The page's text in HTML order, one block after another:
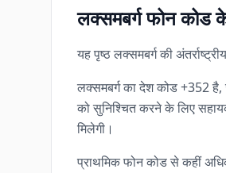
लक्समबर्ग फोन कोड
यह पृष्ठ लक्समबर्ग की
लक्समबर्ग का देश कोड +352 है,
को सुनिश्चित करने के लिए
मिलेगी।
प्राथमिक फोन कोड से कहीं